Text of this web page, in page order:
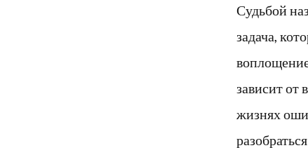
Судьбой
задача,
зависит
жизнях